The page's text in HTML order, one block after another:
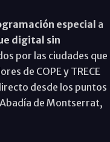
especial a
digital sin
por las ciudades que
de COPE y TRECE
desde los puntos
de Montserrat,